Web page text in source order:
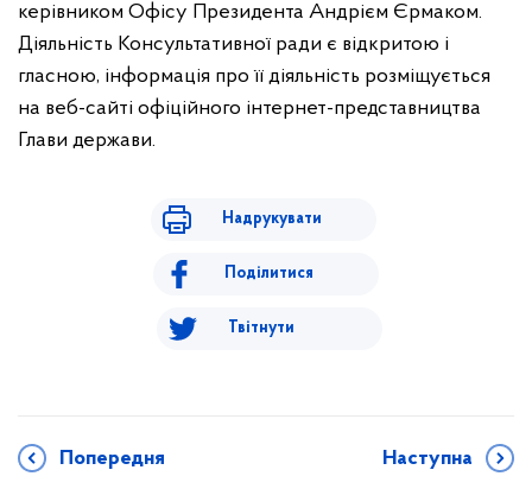
керівником Офісу Президента Андрієм Єрмаком.
Діяльність Консультативної ради є відкритою і
гласною, інформація про її діяльність розміщується
на веб-сайті офіційного інтернет-представництва
Глави держави.
Надрукувати
Поділитися
Твітнути
Попередня Наступна